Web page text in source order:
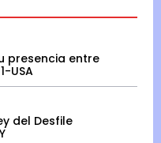
presencia entre
USA
del Desfile